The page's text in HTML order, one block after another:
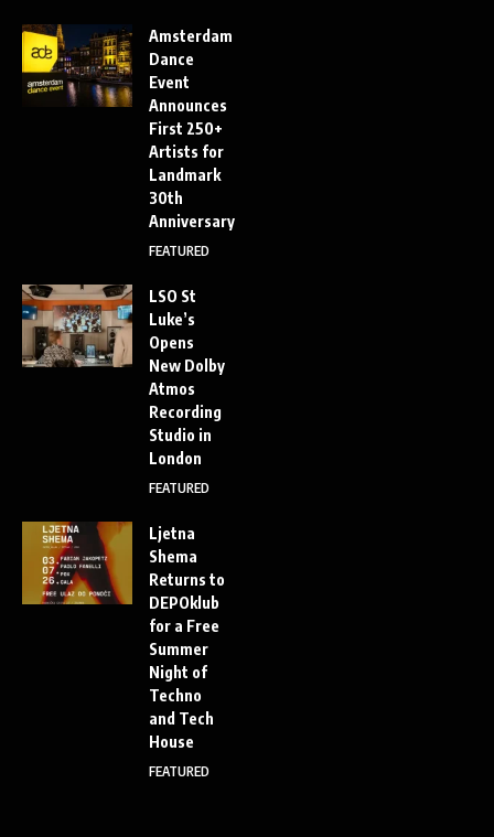
Amsterdam
Dance
Event
Announces
First 250+
Artists for
Landmark
30th
Anniversary
FEATURED
LSO St
Luke’s
Opens
New Dolby
Atmos
Recording
Studio in
London
FEATURED
Ljetna
Shema
Returns to
DEPOklub
for a Free
Summer
Night of
Techno
and Tech
House
FEATURED